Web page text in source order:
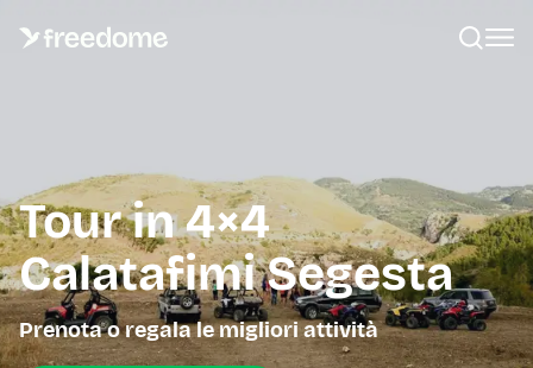
Tour in 4×4
Calatafimi Segesta
Prenota o regala le migliori attività